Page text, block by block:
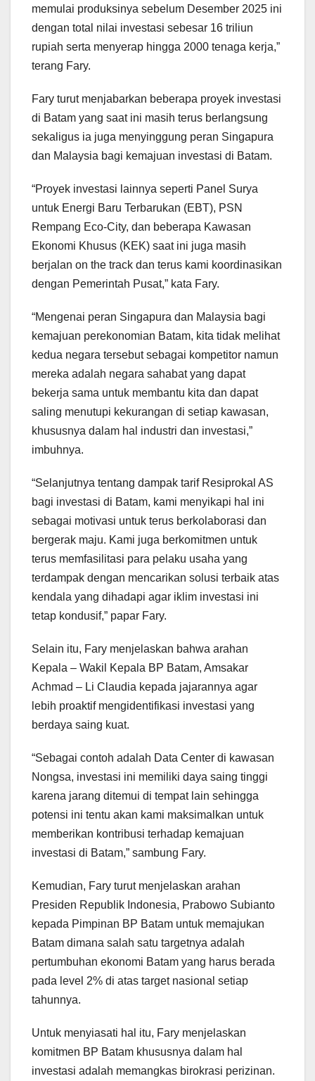
memulai produksinya sebelum Desember 2025 ini
dengan total nilai investasi sebesar 16 triliun
rupiah serta menyerap hingga 2000 tenaga kerja,”
terang Fary.
Fary turut menjabarkan beberapa proyek investasi
di Batam yang saat ini masih terus berlangsung
sekaligus ia juga menyinggung peran Singapura
dan Malaysia bagi kemajuan investasi di Batam.
“Proyek investasi lainnya seperti Panel Surya
untuk Energi Baru Terbarukan (EBT), PSN
Rempang Eco-City, dan beberapa Kawasan
Ekonomi Khusus (KEK) saat ini juga masih
berjalan on the track dan terus kami koordinasikan
dengan Pemerintah Pusat,” kata Fary.
“Mengenai peran Singapura dan Malaysia bagi
kemajuan perekonomian Batam, kita tidak melihat
kedua negara tersebut sebagai kompetitor namun
mereka adalah negara sahabat yang dapat
bekerja sama untuk membantu kita dan dapat
saling menutupi kekurangan di setiap kawasan,
khususnya dalam hal industri dan investasi,”
imbuhnya.
“Selanjutnya tentang dampak tarif Resiprokal AS
bagi investasi di Batam, kami menyikapi hal ini
sebagai motivasi untuk terus berkolaborasi dan
bergerak maju. Kami juga berkomitmen untuk
terus memfasilitasi para pelaku usaha yang
terdampak dengan mencarikan solusi terbaik atas
kendala yang dihadapi agar iklim investasi ini
tetap kondusif,” papar Fary.
Selain itu, Fary menjelaskan bahwa arahan
Kepala – Wakil Kepala BP Batam, Amsakar
Achmad – Li Claudia kepada jajarannya agar
lebih proaktif mengidentifikasi investasi yang
berdaya saing kuat.
“Sebagai contoh adalah Data Center di kawasan
Nongsa, investasi ini memiliki daya saing tinggi
karena jarang ditemui di tempat lain sehingga
potensi ini tentu akan kami maksimalkan untuk
memberikan kontribusi terhadap kemajuan
investasi di Batam,” sambung Fary.
Kemudian, Fary turut menjelaskan arahan
Presiden Republik Indonesia, Prabowo Subianto
kepada Pimpinan BP Batam untuk memajukan
Batam dimana salah satu targetnya adalah
pertumbuhan ekonomi Batam yang harus berada
pada level 2% di atas target nasional setiap
tahunnya.
Untuk menyiasati hal itu, Fary menjelaskan
komitmen BP Batam khususnya dalam hal
investasi adalah memangkas birokrasi perizinan.